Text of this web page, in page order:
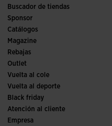
Fútbol
Fútbol sala
Comités y Federaciones
Ediciones especiales
Buscador de tiendas
Sponsor
Catálogos
Magazine
Rebajas
Outlet
Vuelta al cole
Vuelta al deporte
Black friday
Atención al cliente
Condiciones de compra
Empresa